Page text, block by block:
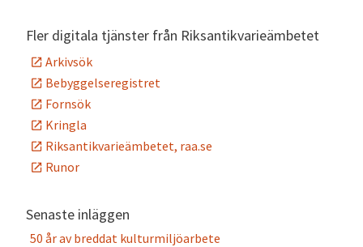
Fler digitala tjänster från Riksantikvarieämbetet
Arkivsök
Bebyggelseregistret
Fornsök
Kringla
Riksantikvarieämbetet, raa.se
Runor
Senaste inläggen
50 år av breddat kulturmiljöarbete